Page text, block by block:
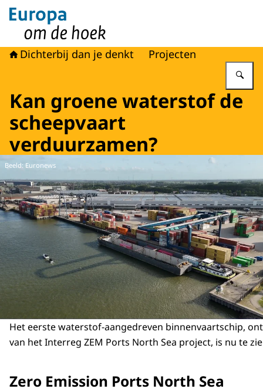
Naar de homepage van Europa om de hoek
Dichterbij dan je denkt Projecten
Kan groene waterstof de
scheepvaart
verduurzamen?
Beeld: Euronews
Het eerste waterstof-aangedreven binnenvaartschip,
van het Interreg ZEM Ports North Sea project, is nu te
Zero Emission Ports North Sea